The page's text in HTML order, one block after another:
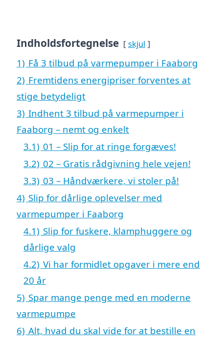
Indholdsfortegnelse skjul
1) Få 3 tilbud på varmepumper i Faaborg
2) Fremtidens energipriser forventes at
stige betydeligt
3) Indhent 3 tilbud på varmepumper i
Faaborg – nemt og enkelt
3.1) 01 – Slip for at ringe forgæves!
3.2) 02 – Gratis rådgivning hele vejen!
3.3) 03 – Håndværkere, vi stoler på!
4) Slip for dårlige oplevelser med
varmepumper i Faaborg
4.1) Slip for fuskere, klamphuggere og
dårlige valg
4.2) Vi har formidlet opgaver i mere end
20 år
5) Spar mange penge med en moderne
varmepumpe
6) Alt, hvad du skal vide for at bestille en